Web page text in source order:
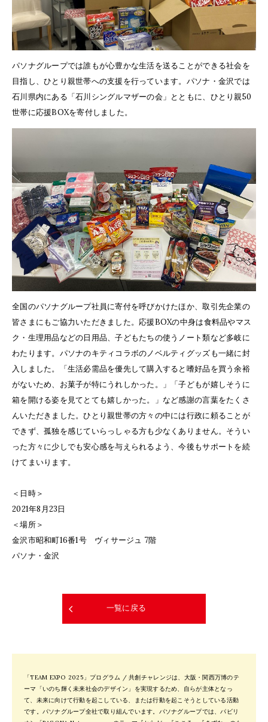
パソナグループでは誰もが心豊かな生活を送ることができる社会を
目指し、ひとり親世帯への支援を行っています。パソナ・金沢では
石川県内にある「石川シングルマザーの会」とともに、ひとり親50
世帯に応援BOXを寄付しました。
全国のパソナグループ社員に寄付を呼びかけたほか、取引先企業の
皆さまにもご協力いただきました。応援BOXの中身は食料品やマス
ク・生理用品などの日用品、子どもたちの使うノート類など多岐に
わたります。パソナのキティコラボのノベルティグッズも一緒に封
入しました。「生活必需品を優先して購入すると嗜好品を買う余裕
がないため、お菓子が特にうれしかった。」「子どもが嬉しそうに
箱を開ける姿を見てとても嬉しかった。」など感謝の言葉をたくさ
んいただきました。ひとり親世帯の方々の中には行政に頼ることが
できず、孤独を感じていらっしゃる方も少なくありません。そうい
った方々に少しでも安心感を与えられるよう、今後もサポートを続
けてまいります。
＜日時＞
2021年8月23日
＜場所＞
金沢市昭和町16番1号 ヴィサージュ 7階
パソナ・金沢
一覧に戻る
「TEAM EXPO 2025」プログラム / 共創チャレンジは、大阪・関西万博のテ
ーマ「いのち輝く未来社会のデザイン」を実現するため、自らが主体となっ
て、未来に向けて行動を起こしている、または行動を起こそうとしている活動
です。パソナグループ全社で取り組んでいます。パソナグループでは、パビリ